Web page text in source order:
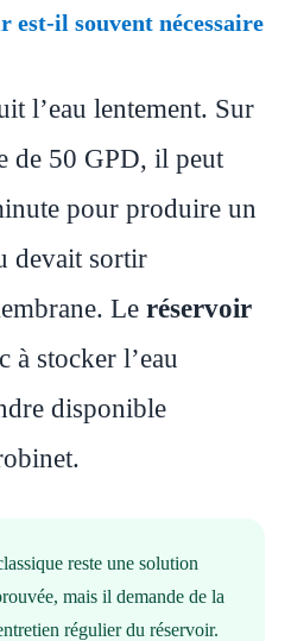
est-il souvent nécessaire
l’eau lentement. Sur
de 50 GPD, il peut
pour produire un
devait sortir
Le réservoir
à stocker l’eau
disponible
reste une solution
mais il demande de la
régulier du réservoir.